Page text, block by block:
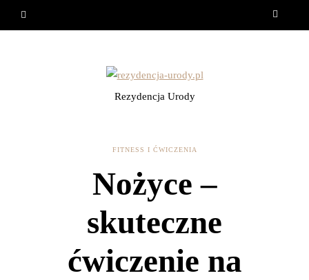
Rezydencja Urody
FITNESS I ĆWICZENIA
Nożyce –
skuteczne
ćwiczenie na